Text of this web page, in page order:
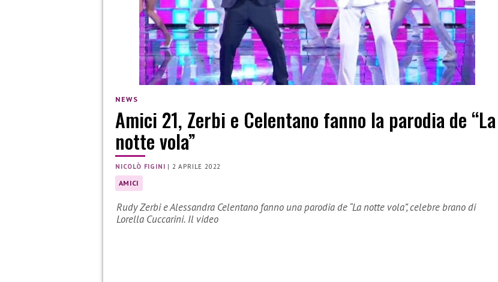
NEWS
Amici 21, Zerbi e Celentano fanno la parodia de “La
notte vola”
NICOLÒ FIGINI | 2 APRILE 2022
AMICI
Rudy Zerbi e Alessandra Celentano fanno una parodia de “La notte vola”, celebre brano di
Lorella Cuccarini. Il video